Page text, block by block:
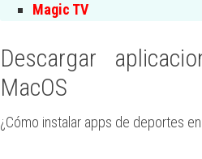
Magic TV
Descargar
MacOS
¿Cómo instalar apps de deportes